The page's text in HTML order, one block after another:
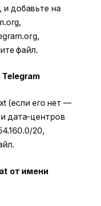
добавьте на
файл.
(если его нет —
дата-центров
20,
от имени